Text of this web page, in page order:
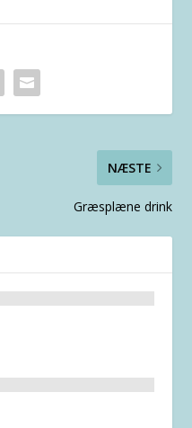
NÆSTE
Græsplæne drink